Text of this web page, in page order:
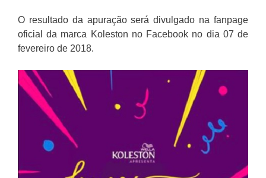
O resultado da apuração será divulgado na fanpage
oficial da marca Koleston no Facebook no dia 07 de
fevereiro de 2018.